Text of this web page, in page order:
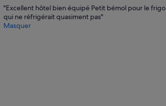
"Excellent hôtel bien équipé Petit bémol pour le frigo
qui ne réfrigérait quasiment pas"
Masquer